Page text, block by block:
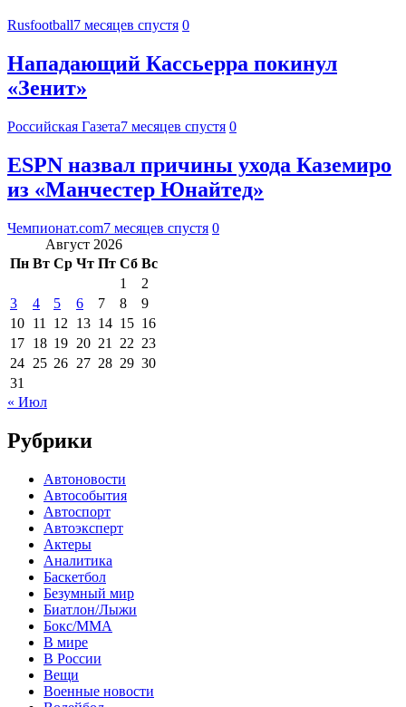
Rusfootball7 месяцев спустя 0
Нападающий Кассьерра покинул
«Зенит»
Российская Газета7 месяцев спустя 0
ESPN назвал причины ухода Каземиро
из «Манчестер Юнайтед»
Чемпионат.com7 месяцев спустя 0
Август 2026
Пн Вт Ср Чт Пт Сб Вс
1
2
3
4 5 6 7 8
9
10 11 12 13 14 15 16
17 18 19 20 21 22 23
24 25 26 27 28 29 30
31
« Июл
Рубрики
Автоновости
Автособытия
Автоспорт
Автоэксперт
Актеры
Аналитика
Баскетбол
Безумный мир
Биатлон/Лыжи
Бокс/MMA
В мире
В России
Вещи
Военные новости